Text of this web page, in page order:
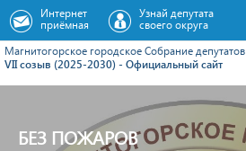
Магнитогорское городское Cобрание депутатов
VII созыв (2025-2030) - Официальный сайт
Интернет
приёмная
Узнай депутата
своего округа
БЕЗ ПОЖАРОВ